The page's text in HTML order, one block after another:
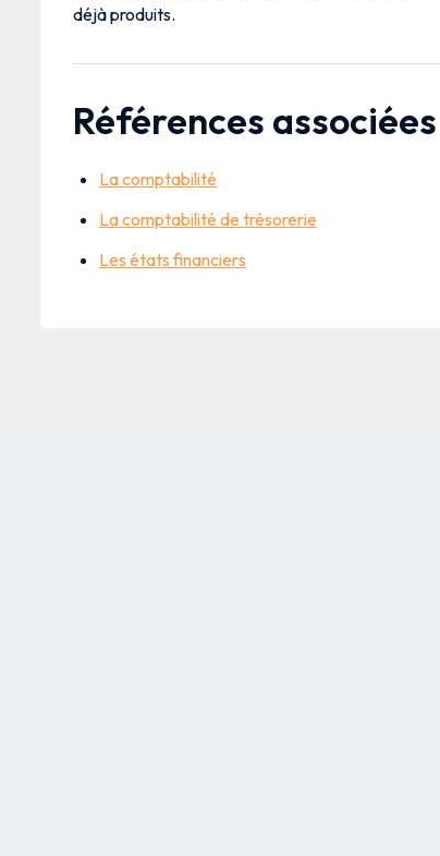
déjà produits.
Références
La comptabilité
La comptabilité de trésorerie
Les états financiers